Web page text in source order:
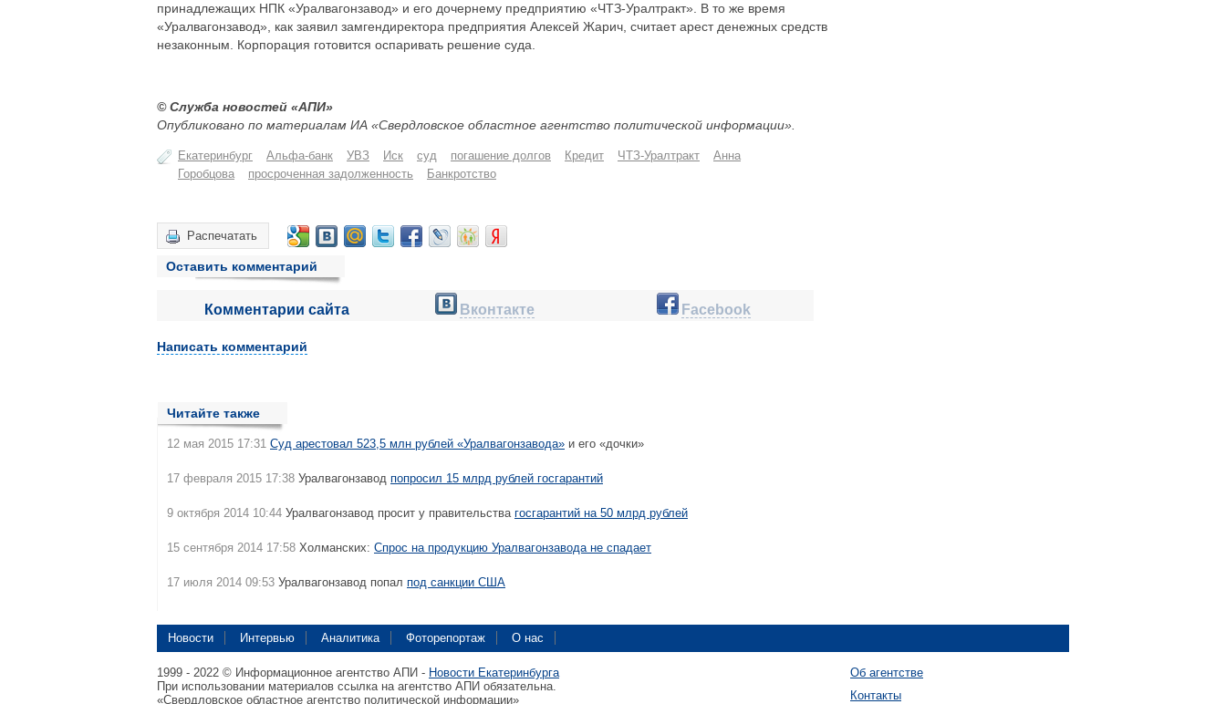
принадлежащих НПК «Уралвагонзавод» и его дочернему предприятию «ЧТЗ-Уралтракт». В то же время
«Уралвагонзавод», как заявил замгендиректора предприятия Алексей Жарич, считает арест денежных средств
незаконным. Корпорация готовится оспаривать решение суда.
© Служба новостей «АПИ»
Опубликовано по материалам ИА «Свердловское областное агентство политической информации».
Екатеринбург Альфа-банк УВЗ Иск суд погашение долгов Кредит ЧТЗ-Уралтракт
Анна
Горобцова
просроченная задолженность Банкротство
Распечатать
Оставить комментарий
Комментарии сайта Вконтакте Facebook
Написать комментарий
Читайте также
12 мая 2015 17:31 Суд арестовал 523,5 млн рублей «Уралвагонзавода» и его «дочки»
17 февраля 2015 17:38 Уралвагонзавод попросил 15 млрд рублей госгарантий
9 октября 2014 10:44 Уралвагонзавод просит у правительства госгарантий на 50 млрд рублей
15 сентября 2014 17:58 Холманских: Спрос на продукцию Уралвагонзавода не спадает
17 июля 2014 09:53 Уралвагонзавод попал под санкции США
Новости Интервью Аналитика Фоторепортаж О нас
1999 - 2022 © Информационное агентство АПИ - Новости Екатеринбурга
При использовании материалов ссылка на агентство АПИ обязательна.
«Свердловское областное агентство политической информации»
Об агентстве
Контакты